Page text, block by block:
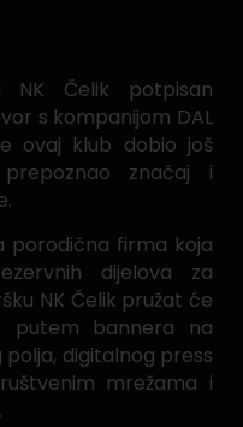
NK Čelik potpisan
s kompanijom DAL
ovaj klub dobio još
značaj i
porodična firma koja
dijelova za
NK Čelik pružat će
putem bannera na
digitalnog press
mrežama i